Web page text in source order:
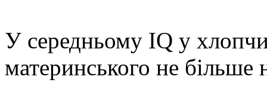
У середньому IQ у
материнського не більше